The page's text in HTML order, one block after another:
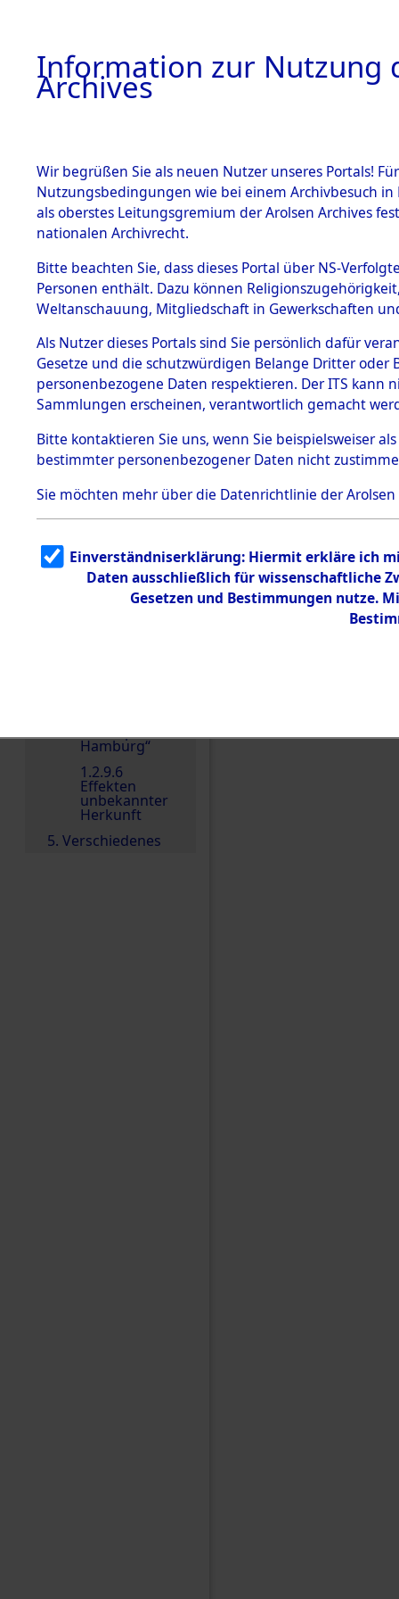
BESTÄNDE
1.
Inhaftierungsdoku
mente
1.2.9 Beim ITS
Effekten
1.2.9.1
Effekten aus
dem KZ
Dachau
1.2.9.2
Effekten aus
dem KZ
Bayerisches
1.2.9.3
Effekten aus
dem KZ
Neuengamm
Hamburg“
1.2.9.6
Effekten
unbekannter
Herkunft
5. Verschiedenes
0004
Einen Kommentar
Information zur Nutzung
Archives
Wir begrüßen Sie als neuen Nutzer unseres Portals!
Nutzungsbedingungen wie bei einem Archivbesuch
als oberstes Leitungsgremium der Arolsen Archives
nationalen Archivrecht.
Bitte beachten Sie, dass dieses Portal über NS-
Personen enthält. Dazu können
Weltanschauung, Mitgliedschaft in Gewerkschaften
Als Nutzer dieses Portals sind Sie persönlich dafür
Gesetze und die schutzwürdigen Belange Dritter
personenbezogene Daten respektieren. Der ITS
Sammlungen erscheinen, verantwortlich gemacht
Bitte kontaktieren Sie uns, wenn Sie beispielsweiser
bestimmter personenbezogener Daten nicht
Sie möchten mehr über die Datenrichtlinie der Arolsen
Einverständniserklärung: Hiermit erkläre ich
Daten ausschließlich für wissenschaftliche
Gesetzen und Bestimmungen nutze.